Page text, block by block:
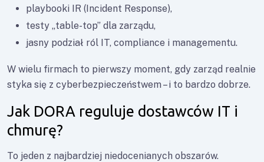
playbooki IR (Incident Response),
testy „table-top” dla zarządu,
jasny podział ról IT, compliance i managementu.
W wielu firmach to pierwszy moment, gdy zarząd realnie
styka się z cyberbezpieczeństwem – i to bardzo dobrze.
Jak DORA reguluje dostawców IT i
chmurę?
To jeden z najbardziej niedocenianych obszarów.